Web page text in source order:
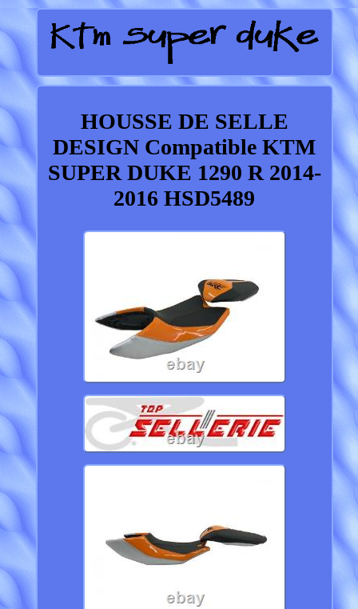
HOUSSE DE SELLE
DESIGN Compatible KTM
SUPER DUKE 1290 R 2014-
2016 HSD5489